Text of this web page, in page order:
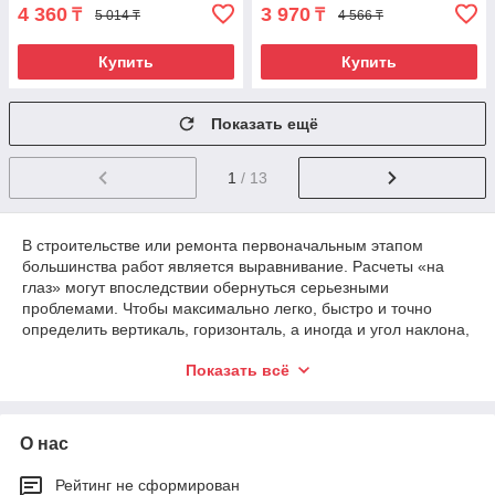
4 360 ₸ 5 014 ₸
Купить
3 970 ₸ 4 566 ₸
Купить
Показать ещё
1 / 13
В строительстве или ремонта первоначальным этапом
большинства работ является выравнивание. Расчеты «на
глаз» могут впоследствии обернуться серьезными
проблемами. Чтобы максимально легко, быстро и точно
определить вертикаль, горизонталь, а иногда и угол наклона,
уровень. Он укажет на правильность плоскости, поможет
подобрать и по доступной цене купить строительный уровень
разных видов в Казахстане, обратитесь в
специализированный интернет-магазин All-tools.kz.
Показать всё
О нас
Рейтинг не сформирован